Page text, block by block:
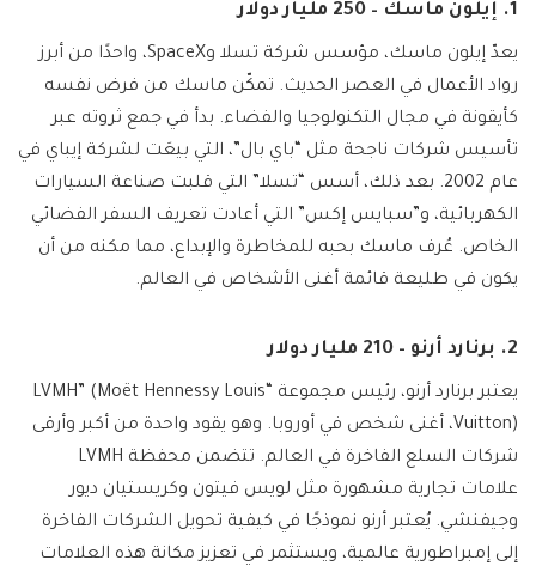
1. إيلون ماسك – 250 مليار دولار
يعدّ إيلون ماسك، مؤسس شركة تسلا وSpaceX، واحدًا من أبرز
رواد الأعمال في العصر الحديث. تمكّن ماسك من فرض نفسه
كأيقونة في مجال التكنولوجيا والفضاء. بدأ في جمع ثروته عبر
تأسيس شركات ناجحة مثل “باي بال”، التي بيعَت لشركة إيباي في
عام 2002. بعد ذلك، أسس “تسلا” التي قلبت صناعة السيارات
الكهربائية، و”سبايس إكس” التي أعادت تعريف السفر الفضائي
الخاص. عُرف ماسك بحبه للمخاطرة والإبداع، مما مكنه من أن
يكون في طليعة قائمة أغنى الأشخاص في العالم.
2. برنارد أرنو – 210 مليار دولار
يعتبر برنارد أرنو، رئيس مجموعة “LVMH” (Moët Hennessy Louis
Vuitton)، أغنى شخص في أوروبا. وهو يقود واحدة من أكبر وأرقى
شركات السلع الفاخرة في العالم. تتضمن محفظة LVMH
علامات تجارية مشهورة مثل لويس فيتون وكريستيان ديور
وجيفنشي. يُعتبر أرنو نموذجًا في كيفية تحويل الشركات الفاخرة
إلى إمبراطورية عالمية، ويستثمر في تعزيز مكانة هذه العلامات